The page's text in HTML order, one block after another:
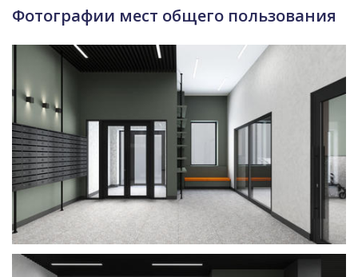
Фотографии мест общего пользования